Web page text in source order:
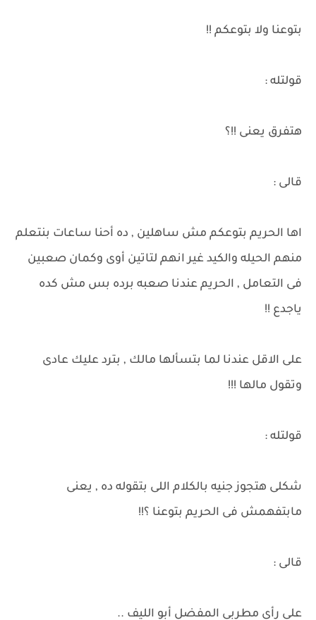
بتوعنا ولا بتوعكم !!
قولتله :
هتفرق يعنى !!؟
قالى :
اها الحريم بتوعكم مش ساهلين , ده أحنا ساعات بنتعلم
منهم الحيله والكيد غير انهم لتاتين أوى وكمان صعبين
فى التعامل , الحريم عندنا صعبه برده بس مش كده
ياجدع !!
على الاقل عندنا لما بتسألها مالك , بترد عليك عادى
وتقول مالها !!!
قولتله :
شكلى هتجوز جنيه بالكلام اللى بتقوله ده , يعنى
مابتفهمش فى الحريم بتوعنا ؟!!
قالى :
على رأى مطربى المفضل أبو الليف ..